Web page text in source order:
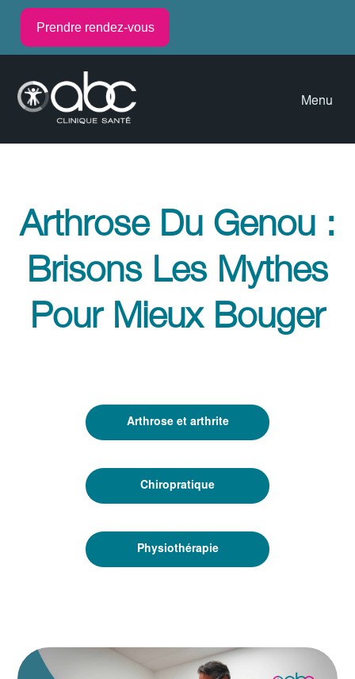
Prendre rendez-vous
Menu
Arthrose Du Genou :
Brisons Les Mythes
Pour Mieux Bouger
Arthrose et arthrite
Chiropratique
Physiothérapie